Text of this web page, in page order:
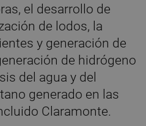
el desarrollo de
de lodos, la
y generación de
de hidrógeno
del agua y del
generado en las
Claramonte.